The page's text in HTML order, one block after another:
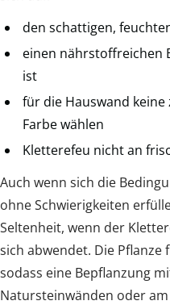
den schattigen,
einen nährstoffreichen
ist
für die Hauswand
Farbe wählen
Kletterefeu nicht an
Auch wenn sich die
ohne Schwierigkeiten
Seltenheit, wenn der
sich abwendet. Die
sodass eine Bepflanzung
Natursteinwänden oder